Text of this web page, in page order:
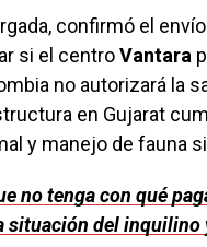
confirmó el
si el centroVantara
no autorizará la
en Gujarat
y manejo de fauna
no tenga con qué
situación del inquilino